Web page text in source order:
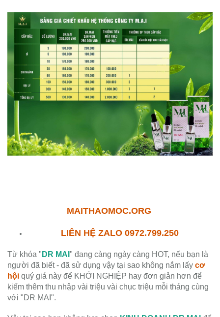
MAITHAOMOC.ORG
LIÊN HỆ ZALO 0972.799.250
Từ khóa " DR MAI " đang càng ngày càng HOT, nếu bạn là
người đã biết - đã sử dụng vậy tại sao không nắm lấy cơ
hội quý giá này để KHỞI NGHIỆP hay đơn giản hơn để
kiếm thêm thu nhập vài triệu vài chục triệu mỗi tháng cùng
với "DR MAI".